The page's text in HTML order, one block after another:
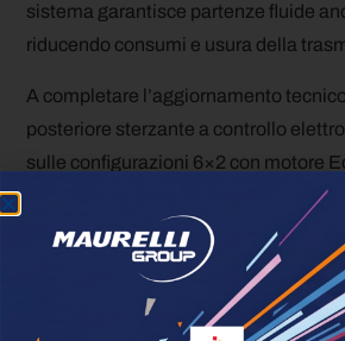
sistema garantisce partenze fluide
riducendo consumi e usura della
A completare l’aggiornamento
posteriore sterzante a controllo
sulle configurazioni 6×2 con motore
sistema riduce il raggio di sterzata fino
migliorando la manovrabilità negli
contribuendo a una guida più
aggiornamento risponde alle
urbane e distributive, dove agilità e